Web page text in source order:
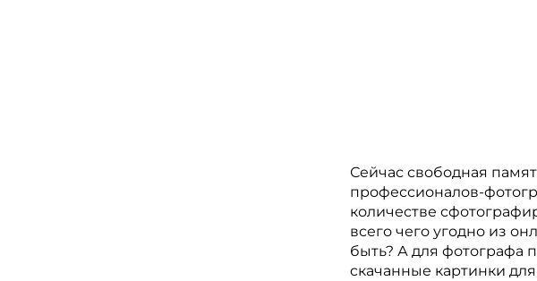
Сейчас свободная
профессионалов-
количестве
всего чего угодно из
быть? А для фотографа
cкачанные картинки